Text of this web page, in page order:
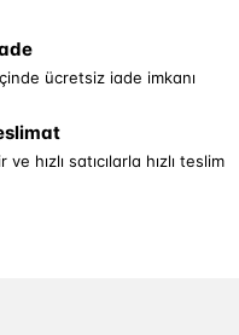
ücretsiz iade imkanı
ve hızlı satıcılarla hızlı teslim